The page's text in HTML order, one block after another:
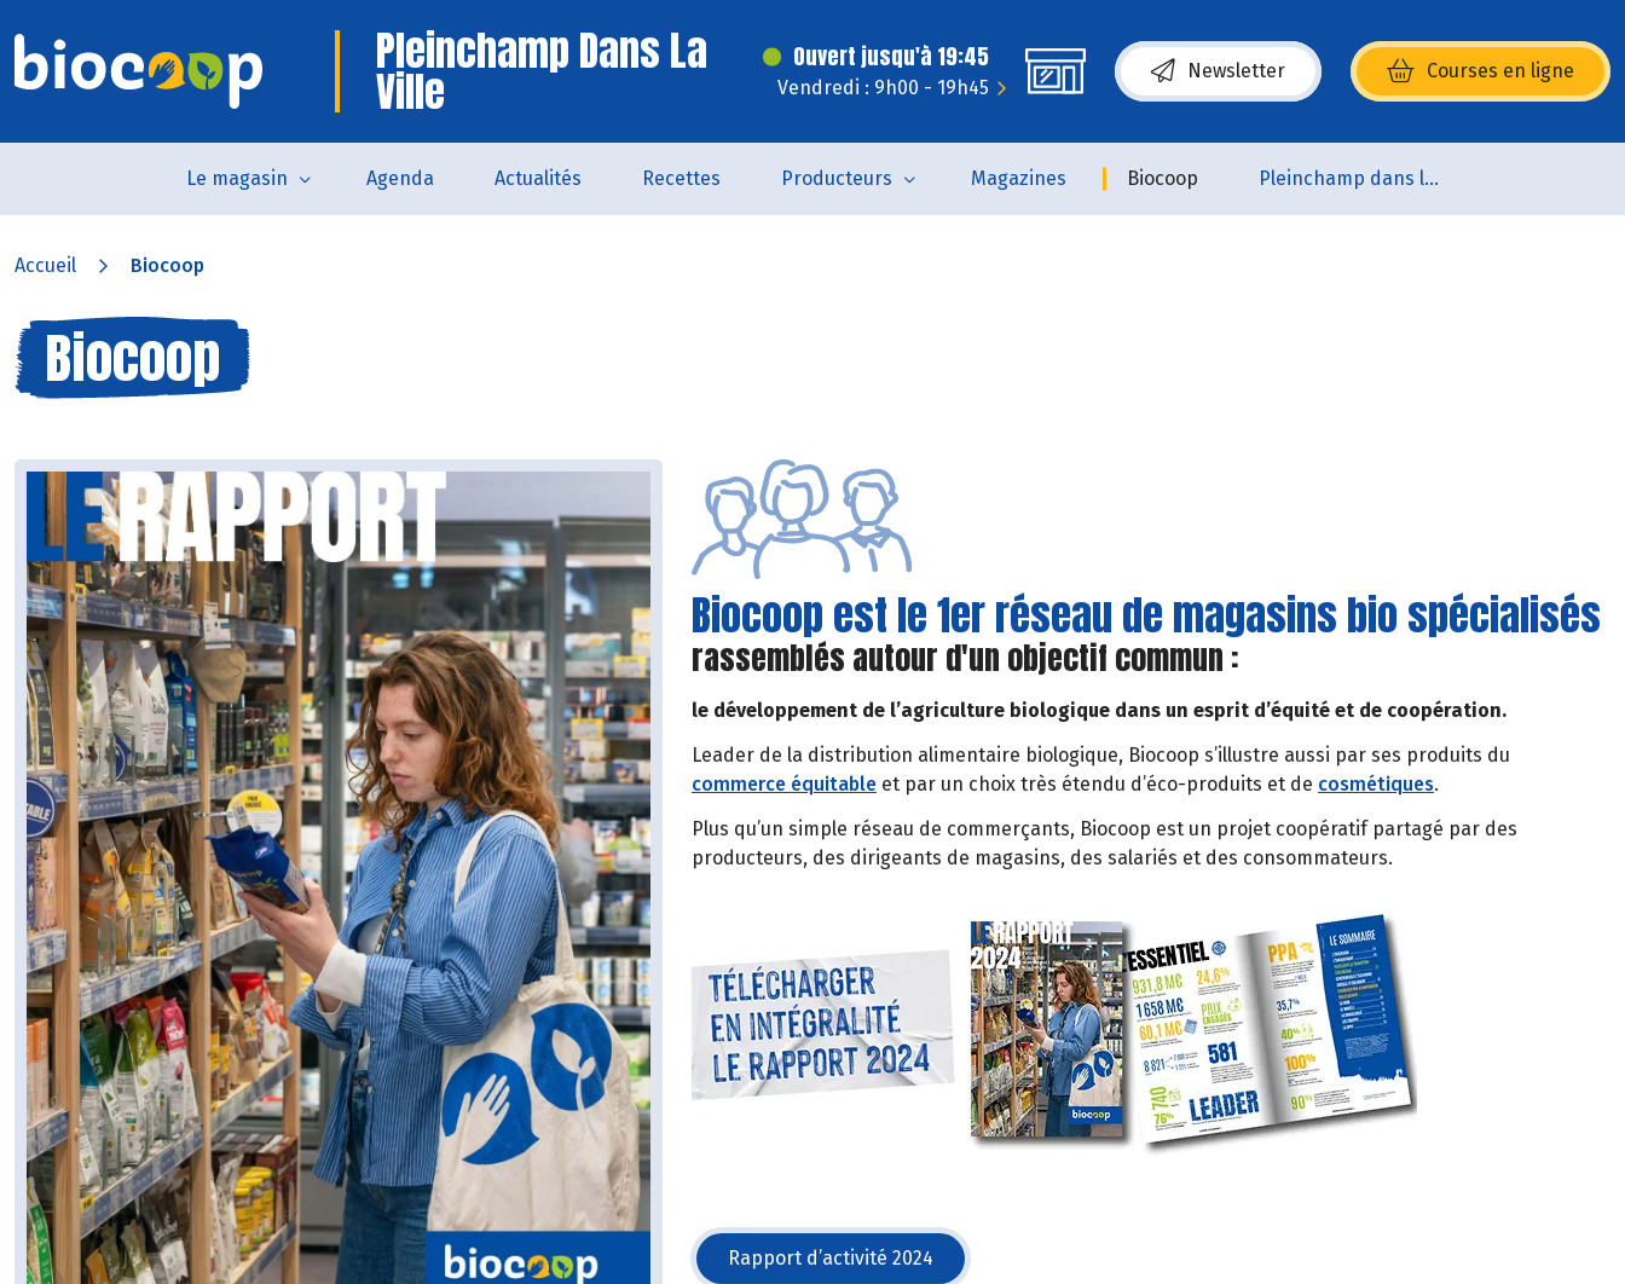
Pleinchamp Dans La
Ville
Ouvert jusqu'à 19:45
Vendredi : 9h00 - 19h45
Newsletter Courses en ligne
(s’ouvre dans une nouvelle fenêtre)
Le magasin Agenda Actualités Recettes Producteurs Magazines Biocoop Pleinchamp dans la Ville
Accueil Biocoop
Biocoop
Biocoop est le 1er réseau de magasins bio spécialisés
rassemblés autour d'un objectif commun :
le développement de l’agriculture biologique dans un esprit d’équité et de coopération.
Leader de la distribution alimentaire biologique, Biocoop s’illustre aussi par ses produits du
commerce équitable et par un choix très étendu d’éco-produits et de cosmétiques.
Plus qu’un simple réseau de commerçants, Biocoop est un projet coopératif partagé par des
producteurs, des dirigeants de magasins, des salariés et des consommateurs.
Rapport d’activité 2024
(s'ouvre dans une nouvelle fenêtre)